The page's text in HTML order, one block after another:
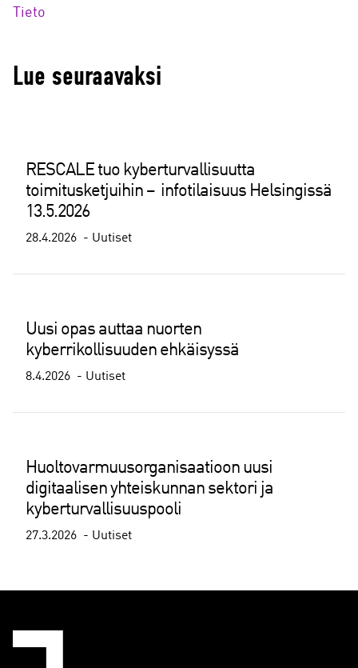
Tieto
Lue seuraavaksi
RESCALE tuo kyberturvallisuutta
toimitusketjuihin – infotilaisuus Helsingissä
13.5.2026
28.4.2026 Uutiset
Uusi opas auttaa nuorten
kyberrikollisuuden ehkäisyssä
8.4.2026 Uutiset
Huoltovarmuusorganisaatioon uusi
digitaalisen yhteiskunnan sektori ja
kyberturvallisuuspooli
27.3.2026 Uutiset